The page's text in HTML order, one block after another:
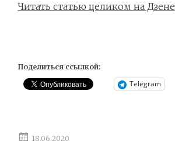
Читать статью целиком на Дзене
Поделиться ссылкой:
Telegram
18.06.2020